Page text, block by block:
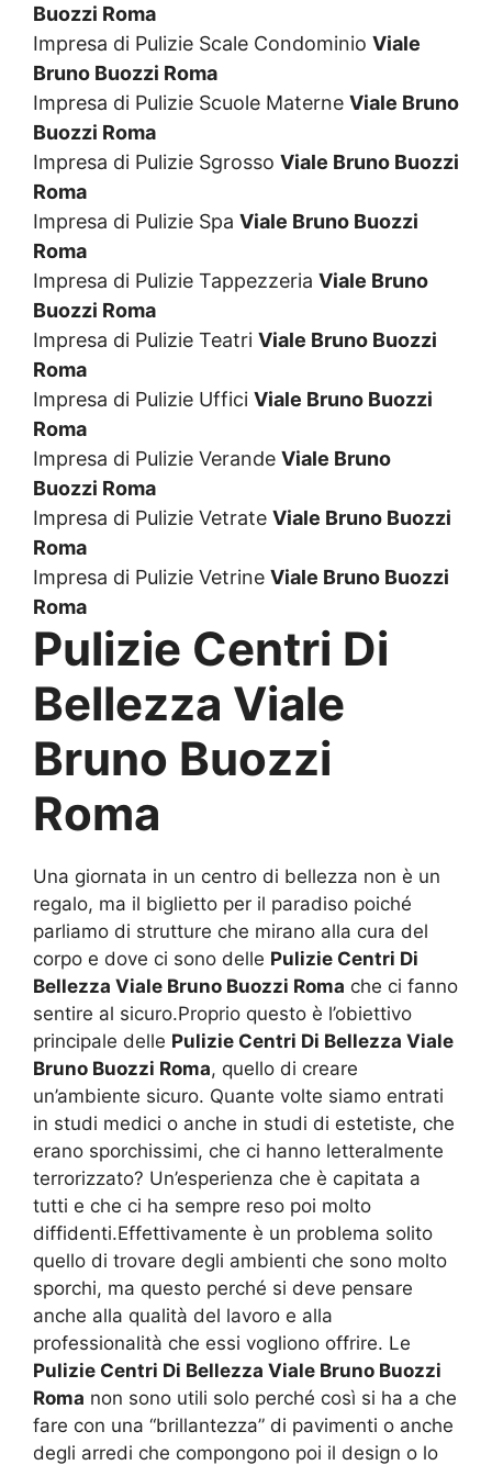
Buozzi Roma
Impresa di Pulizie Scale Condominio Viale
Bruno Buozzi Roma
Impresa di Pulizie Scuole Materne Viale Bruno
Buozzi Roma
Impresa di Pulizie Sgrosso Viale Bruno Buozzi
Roma
Impresa di Pulizie Spa Viale Bruno Buozzi
Roma
Impresa di Pulizie Tappezzeria Viale Bruno
Buozzi Roma
Impresa di Pulizie Teatri Viale Bruno Buozzi
Roma
Impresa di Pulizie Uffici Viale Bruno Buozzi
Roma
Impresa di Pulizie Verande Viale Bruno
Buozzi Roma
Impresa di Pulizie Vetrate Viale Bruno Buozzi
Roma
Impresa di Pulizie Vetrine Viale Bruno Buozzi
Roma
Pulizie Centri Di
Bellezza Viale
Bruno Buozzi
Roma
Una giornata in un centro di bellezza non è un
regalo, ma il biglietto per il paradiso poiché
parliamo di strutture che mirano alla cura del
corpo e dove ci sono delle Pulizie Centri Di
Bellezza Viale Bruno Buozzi Roma che ci fanno
sentire al sicuro.Proprio questo è l’obiettivo
principale delle Pulizie Centri Di Bellezza Viale
Bruno Buozzi Roma, quello di creare
un’ambiente sicuro. Quante volte siamo entrati
in studi medici o anche in studi di estetiste, che
erano sporchissimi, che ci hanno letteralmente
terrorizzato? Un’esperienza che è capitata a
tutti e che ci ha sempre reso poi molto
diffidenti.Effettivamente è un problema solito
quello di trovare degli ambienti che sono molto
sporchi, ma questo perché si deve pensare
anche alla qualità del lavoro e alla
professionalità che essi vogliono offrire. Le
Pulizie Centri Di Bellezza Viale Bruno Buozzi
Roma non sono utili solo perché così si ha a che
fare con una “brillantezza” di pavimenti o anche
degli arredi che compongono poi il design o lo